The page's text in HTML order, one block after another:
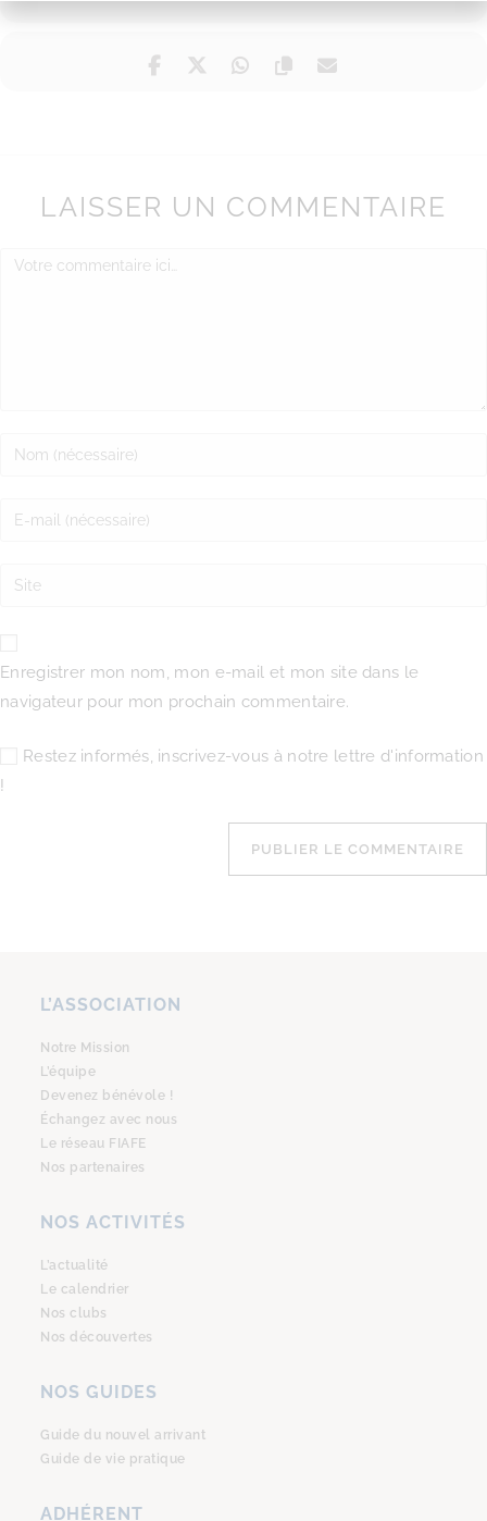
LAISSER UN COMMENTAIRE
Enregistrer mon nom, mon e-mail et mon site dans le
navigateur pour mon prochain commentaire.
Restez informés, inscrivez-vous à notre lettre d'information
!
L’ASSOCIATION
Notre Mission
L’équipe
Devenez bénévole !
Échangez avec nous
Le réseau FIAFE
Nos partenaires
NOS ACTIVITÉS
L’actualité
Le calendrier
Nos clubs
Nos découvertes
NOS GUIDES
Guide du nouvel arrivant
Guide de vie pratique
ADHÉRENT